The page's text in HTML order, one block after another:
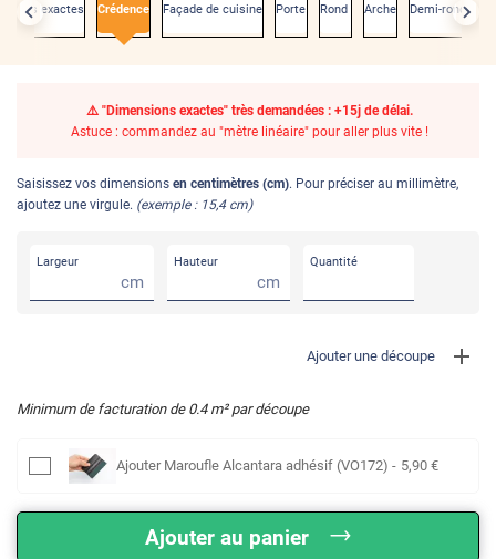
exactes Crédence Façade de cuisine Porte Rond Arche Demi-rond
⚠️ "Dimensions exactes" très demandées : +15j de délai.
Astuce : commandez au "mètre linéaire" pour aller plus vite !
Saisissez vos dimensions en centimètres (cm). Pour préciser au millimètre,
ajoutez une virgule. (exemple : 15,4 cm)
Largeur
cm
Hauteur
cm
Quantité
Ajouter une découpe
Minimum de facturation de 0.4m² par découpe
Ajouter Maroufle Alcantara adhésif (VO172) - 5,90 €
Ajouter au panier